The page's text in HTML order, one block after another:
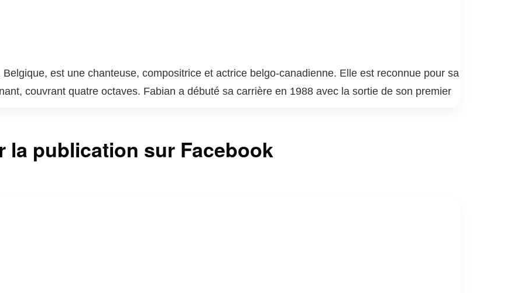
est une chanteuse, compositrice et actrice belgo-canadienne. Elle est reconnue pour sa
couvrant quatre octaves. Fabian a débuté sa carrière en 1988 avec la sortie de son premier
l’anglais, l’italien, l’espagnol et le portugais, ce qui lui a permis de toucher un public diversifié.
la publication sur Facebook